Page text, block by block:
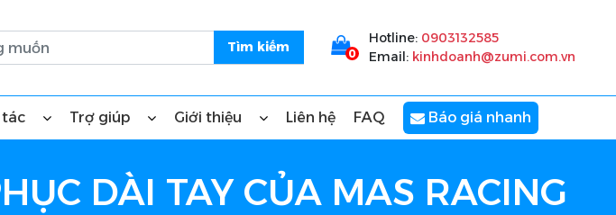
0
Hotline: 0903132585
Email: kinhdoanh@zumi.com.vn
tác Trợ giúp Giới thiệu Liên hệ FAQ Báo giá nhanh
DÀI TAY CỦA MAS RACING